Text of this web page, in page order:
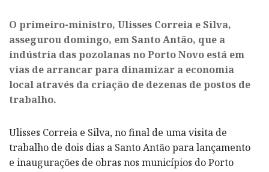
O primeiro-ministro, Ulisses Correia e Silva,
assegurou domingo, em Santo Antão, que a
indústria das pozolanas no Porto Novo está em
vias de arrancar para dinamizar a economia
local através da criação de dezenas de postos de
trabalho.
Ulisses Correia e Silva, no final de uma visita de
trabalho de dois dias a Santo Antão para lançamento
e inaugurações de obras nos municípios do Porto